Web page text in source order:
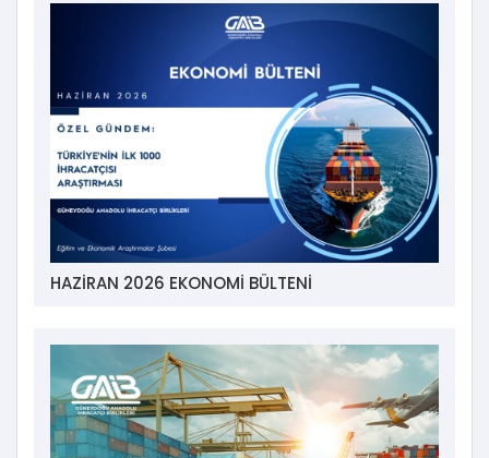
HAZİRAN 2026 EKONOMİ BÜLTENİ